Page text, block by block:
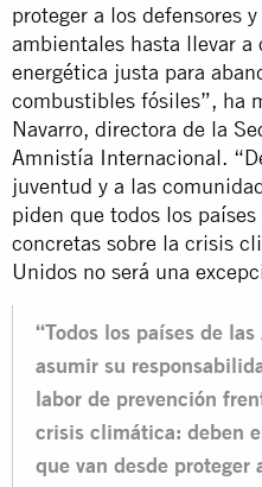
proteger a los defensores
ambientales hasta llevar a
energética justa para
combustibles fósiles”, ha
Navarro, directora de la
Amnistía Internacional.
juventud y a las
piden que todos los
concretas sobre la crisis
Unidos no será una
“Todos los países de
asumir su
labor de prevención
crisis climática: deben
que van desde proteger